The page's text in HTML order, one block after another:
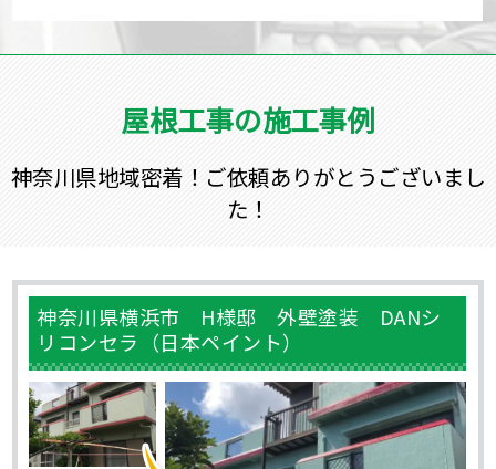
屋根工事の施工事例
神奈川県地域密着！ご依頼ありがとうございまし
た！
神奈川県横浜市 H様邸 外壁塗装 DANシ
リコンセラ（日本ペイント）